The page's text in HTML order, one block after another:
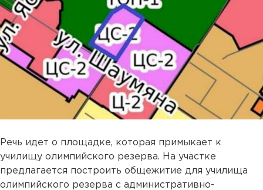
Речь идет о площадке, которая примыкает к
училищу олимпийского резерва. На участке
предлагается построить общежитие для училища
олимпийского резерва с административно-